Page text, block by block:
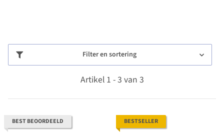
Filter en sortering
Artikel 1 - 3 van 3
BEST BEOORDEELD BESTSELLER